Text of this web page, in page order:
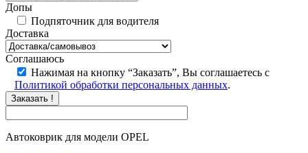
Допы
Подпяточник для водителя
Доставка
Соглашаюсь
Нажимая на кнопку “Заказать”, Вы соглашаетесь с
Политикой обработки персональных данных.
Заказать !
Автоковрик для модели OPEL